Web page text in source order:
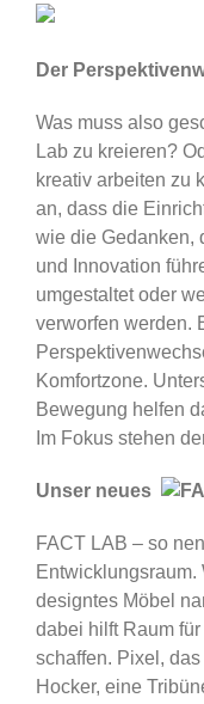
Der
Was muss also
Lab zu kreieren?
kreativ arbeiten zu
an, dass die
wie die Gedanken,
und Innovation
umgestaltet oder
verworfen werden.
Komfortzone.
Bewegung helfen
Im Fokus stehen
Unser neues
FACT LAB – so
Entwicklungsraum.
designtes Möbel
dabei hilft Raum
schaffen. Pixel,
Hocker, eine